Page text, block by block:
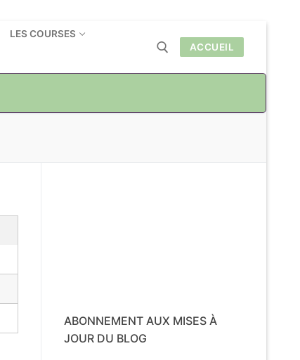
LES COURSES
ACCUEIL
ABONNEMENT AUX MISES À
JOUR DU BLOG